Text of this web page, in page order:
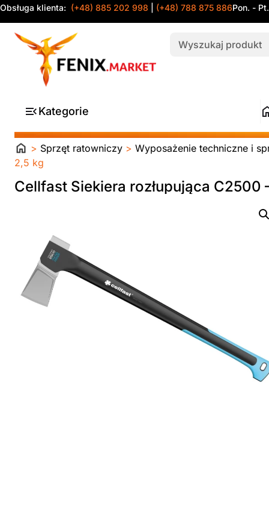
Obsługa klienta: (+48) 885 202 998 (+48) 788 875 886Pon. -
Kategorie
Strona
główna
> Sprzęt ratowniczy > Wyposażenie techniczne i
2,5 kg
Cellfast Siekiera rozłupująca C2500